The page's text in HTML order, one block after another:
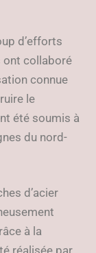
d’efforts
ont collaboré
connue
le
été soumis à
du nord-
d’acier
à la
réalisée par